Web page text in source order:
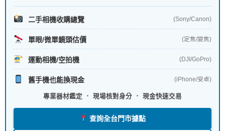
二手相機收購總覽 (Sony/Canon)
單眼/微單鏡頭估價 (定焦/變焦)
運動相機/空拍機 (DJI/GoPro)
舊手機也能換現金 (iPhone/安卓)
專業器材鑑定 ． 現場核對身分 ． 現金快速交易
查詢全台門市據點